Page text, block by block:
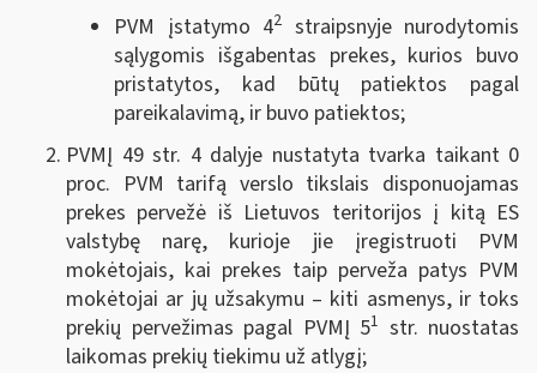
PVM įstatymo 42 straipsnyje nurodytomis
sąlygomis išgabentas prekes, kurios buvo
pristatytos, kad būtų patiektos pagal
pareikalavimą, ir buvo patiektos;
PVMĮ 49 str. 4 dalyje nustatyta tvarka taikant 0
proc. PVM tarifą verslo tikslais disponuojamas
prekes pervežė iš Lietuvos teritorijos į kitą ES
valstybę narę, kurioje jie įregistruoti PVM
mokėtojais, kai prekes taip perveža patys PVM
mokėtojai ar jų užsakymu – kiti asmenys, ir toks
prekių pervežimas pagal PVMĮ 51 str. nuostatas
laikomas prekių tiekimu už atlygį;